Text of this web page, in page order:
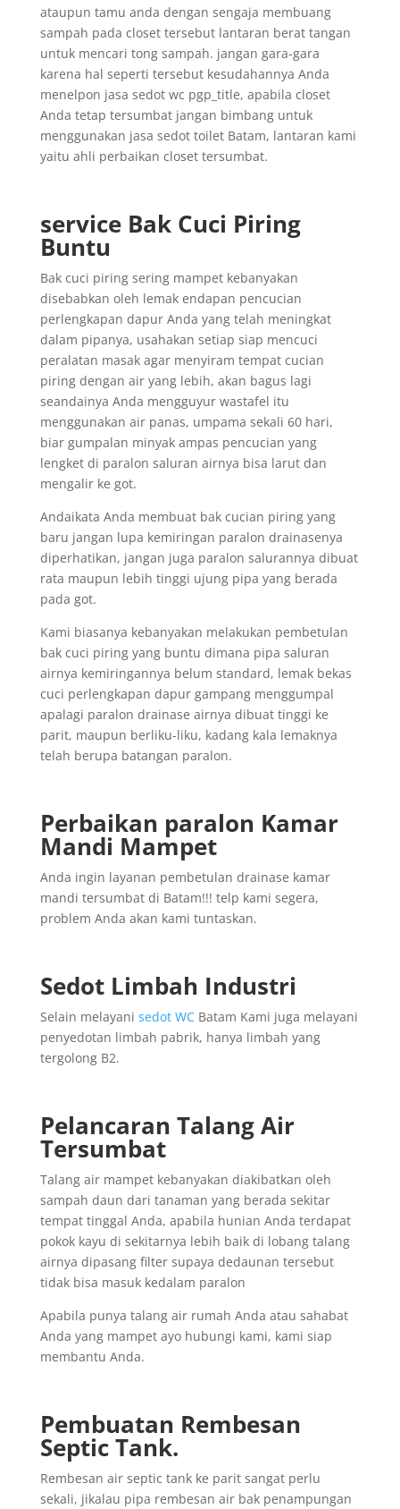
ataupun tamu anda dengan sengaja membuang
sampah pada closet tersebut lantaran berat tangan
untuk mencari tong sampah. jangan gara-gara
karena hal seperti tersebut kesudahannya Anda
menelpon jasa sedot wc pgp_title, apabila closet
Anda tetap tersumbat jangan bimbang untuk
menggunakan jasa sedot toilet Batam, lantaran kami
yaitu ahli perbaikan closet tersumbat.
service Bak Cuci Piring
Buntu
Bak cuci piring sering mampet kebanyakan
disebabkan oleh lemak endapan pencucian
perlengkapan dapur Anda yang telah meningkat
dalam pipanya, usahakan setiap siap mencuci
peralatan masak agar menyiram tempat cucian
piring dengan air yang lebih, akan bagus lagi
seandainya Anda mengguyur wastafel itu
menggunakan air panas, umpama sekali 60 hari,
biar gumpalan minyak ampas pencucian yang
lengket di paralon saluran airnya bisa larut dan
mengalir ke got.
Andaikata Anda membuat bak cucian piring yang
baru jangan lupa kemiringan paralon drainasenya
diperhatikan, jangan juga paralon salurannya dibuat
rata maupun lebih tinggi ujung pipa yang berada
pada got.
Kami biasanya kebanyakan melakukan pembetulan
bak cuci piring yang buntu dimana pipa saluran
airnya kemiringannya belum standard, lemak bekas
cuci perlengkapan dapur gampang menggumpal
apalagi paralon drainase airnya dibuat tinggi ke
parit, maupun berliku-liku, kadang kala lemaknya
telah berupa batangan paralon.
Perbaikan paralon Kamar
Mandi Mampet
Anda ingin layanan pembetulan drainase kamar
mandi tersumbat di Batam!!! telp kami segera,
problem Anda akan kami tuntaskan.
Sedot Limbah Industri
Selain melayani sedot WCBatam Kami juga melayani
penyedotan limbah pabrik, hanya limbah yang
tergolong B2.
Pelancaran Talang Air
Tersumbat
Talang air mampet kebanyakan diakibatkan oleh
sampah daun dari tanaman yang berada sekitar
tempat tinggal Anda, apabila hunian Anda terdapat
pokok kayu di sekitarnya lebih baik di lobang talang
airnya dipasang filter supaya dedaunan tersebut
tidak bisa masuk kedalam paralon
Apabila punya talang air rumah Anda atau sahabat
Anda yang mampet ayo hubungi kami, kami siap
membantu Anda.
Pembuatan Rembesan
Septic Tank.
Rembesan air septic tank ke parit sangat perlu
sekali, jikalau pipa rembesan air bak penampungan